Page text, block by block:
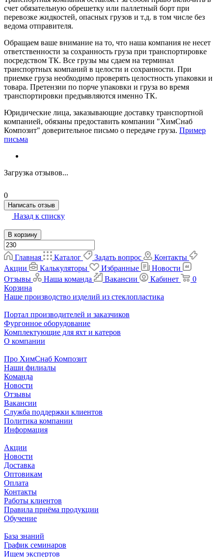
счет обязательную обрешетку или паллетный борт при
перевозке жидкостей, опасных грузов и т.д. в том числе без
ведома отправителя.
Обращаем ваше внимание на то, что наша компания не несет
ответственности за сохранность груза при транспортировке
посредством ТК. Все грузы мы сдаем на терминал
транспортных компаний в целости и сохранности. При
приемке груза необходимо проверять целостность упаковки и
товара. Претензии по порче упаковки и груза во время
транспортировки предъявляются именно ТК.
Юридические лица, заказывающие доставку транспортной
компанией, обязаны предоставить компании "ХимСнаб
Композит" доверительное письмо о передаче груза. Пример
письма
Загрузка отзывов...
0
Написать отзыв
Назад к списку
В корзину
Главная Каталог Задать вопрос
Контакты
Акции
Калькуляторы Избранные
Новости
Отзывы
Наша команда Вакансии Кабинет
0
Корзина
Наше производство изделий из стеклопластика
Портал производителей и заказчиков
Фургонное оборудование
Комплектующие для яхт и катеров
О компании
Про ХимСнаб Композит
Наши филиалы
Команда
Новости
Отзывы
Вакансии
Служба поддержки клиентов
Политика компании
Информация
Акции
Новости
Доставка
Оптовикам
Оплата
Контакты
Работы клиентов
Правила приёма продукции
Обучение
База знаний
График семинаров
Ищем экспертов